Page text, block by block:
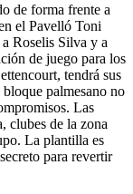
de forma frente a
el Pavelló Toni
Roselis Silva y a
de juego para los
tendrá sus
palmesano no
Las
clubes de la zona
La plantilla es
para revertir